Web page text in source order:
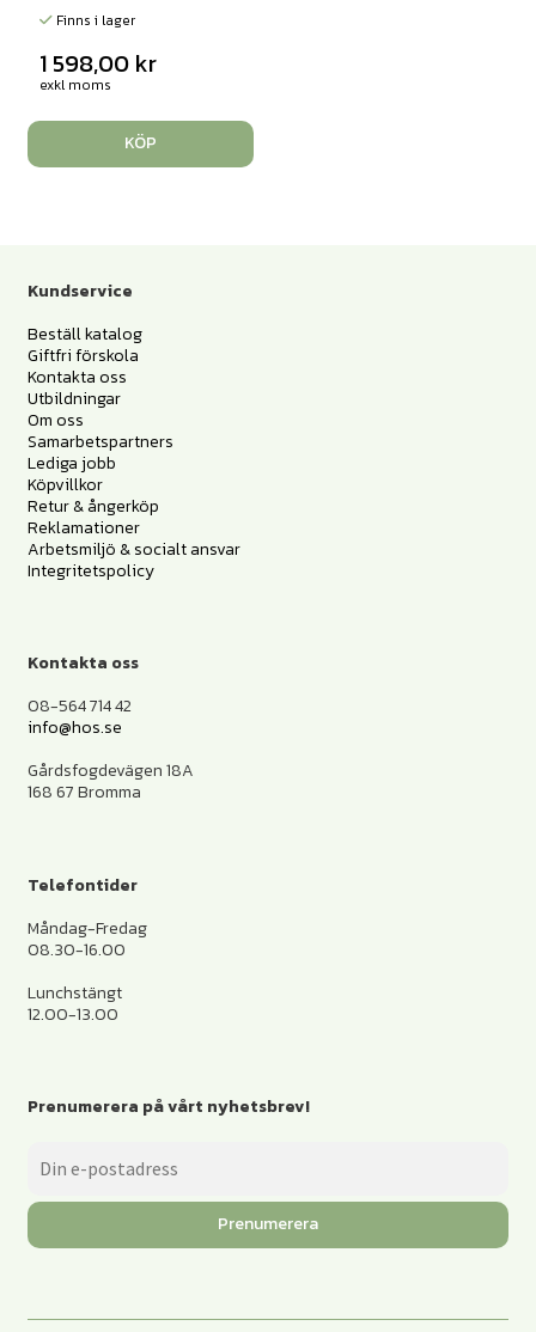
Finns i lager
1 598,00 kr
exkl moms
KÖP
Kundservice
Beställ katalog
Giftfri förskola
Kontakta oss
Utbildningar
Om oss
Samarbetspartners
Lediga jobb
Köpvillkor
Retur & ångerköp
Reklamationer
Arbetsmiljö & socialt ansvar
Integritetspolicy
Kontakta oss
08-564 714 42
info@hos.se
Gårdsfogdevägen 18A
168 67 Bromma
Telefontider
Måndag-Fredag
08.30-16.00
Lunchstängt
12.00-13.00
Prenumerera på vårt nyhetsbrev!
Prenumerera